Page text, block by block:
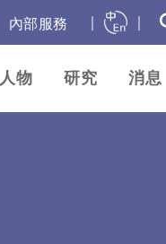
內部服務
人物 研究 消息